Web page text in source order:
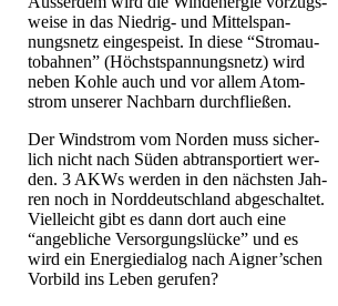
wei­se in das Nied­rig- und Mit­tel­span­
nungs­netz ein­ge­speist. In die­se “Strom­au­
to­bah­nen” (Höchst­span­nungs­netz) wird
neben Koh­le auch und vor allem Atom­
strom unse­rer Nach­barn durchfließen.
Der Wind­strom vom Nor­den muss sicher­
lich nicht nach Süden abtrans­por­tiert wer­
den. 3 AKWs wer­den in den nächs­ten Jah­
ren noch in Nord­deutsch­land abge­schal­tet.
Viel­leicht gibt es dann dort auch eine
“angeb­li­che Ver­sor­gungs­lü­cke” und es
wird ein Ener­gie­dia­log nach Aigner’schen
Vor­bild ins Leben gerufen?